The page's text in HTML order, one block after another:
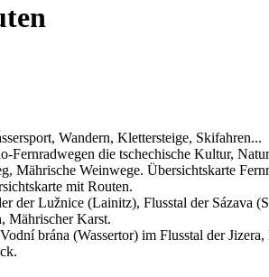
Wandern, Klettersteige, Skifahren...
Fernradwegen die tschechische Kultur,
Mährische Weinwege. Übersichtskarte
mit Routen.
der Lužnice (Lainitz), Flusstal der Sázava
Mährischer Karst.
brána (Wassertor) im Flusstal der